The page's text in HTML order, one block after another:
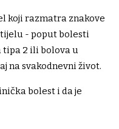
koji razmatra znakove
- poput bolesti
tipa 2 ili bolova u
na svakodnevni život.
bolest i da je